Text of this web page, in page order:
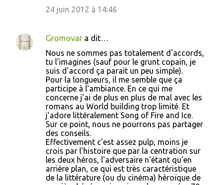
24 juin 2012 à 14:46
Gromovar a dit…
Nous ne sommes pas totalement d'accords,
tu l'imagines (sauf pour le grunt copain, je
suis d'accord ça parait un peu simple).
Pour la longueurs, il me semble que ça
participe à l'ambiance. En ce qui me
concerne j'ai de plus en plus de mal avec les
romans au World building trop limité. Et
j'adore littéralement Song of Fire and Ice.
Sur ce point, nous ne pourrons pas partager
des conseils.
Effectivement c'est assez pulp, moins je
crois par l'histoire que par la centration sur
les deux héros, l'adversaire n'étant qu'en
arrière plan, ce qui est très caractéristique
de la littérature (ou du cinéma) héroïque de